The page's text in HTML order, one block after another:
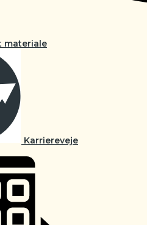
materiale
Karriereveje